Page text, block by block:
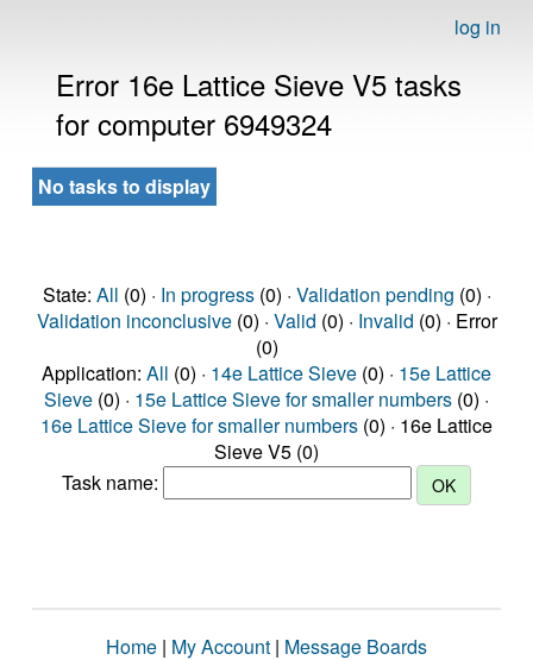
log in
Error 16e Lattice Sieve V5 tasks
for computer 6949324
No tasks to display
State: All (0) · In progress(0) · Validation pending (0) ·
Validation inconclusive(0) · Valid (0) · Invalid (0) · Error
(0)
Application: All (0) · 14e Lattice Sieve (0) · 15e Lattice
Sieve (0) · 15e Lattice Sieve for smaller numbers (0) ·
16e Lattice Sieve for smaller numbers (0) · 16e Lattice
Sieve V5 (0)
Task name:
Home | My Account | Message Boards